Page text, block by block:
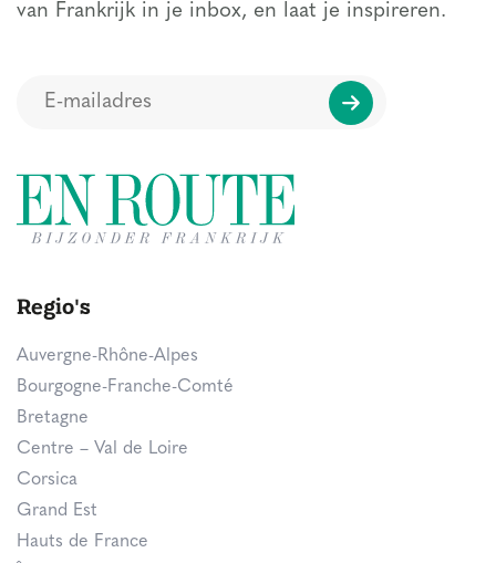
van Frankrijk in je inbox, en laat je inspireren.
Regio's
Auvergne-Rhône-Alpes
Bourgogne-Franche-Comté
Bretagne
Centre – Val de Loire
Corsica
Grand Est
Hauts de France